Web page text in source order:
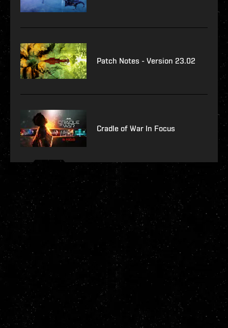
Patch Notes - Version 23.02
Cradle of War In Focus